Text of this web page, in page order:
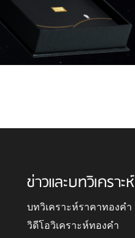
ข่าวและบทวิเคราะห์
บทวิเคราะห์ราคาทองคำ
วิดีโอวิเคราะห์ทองคำ